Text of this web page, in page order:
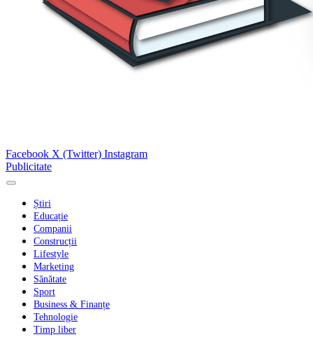
Facebook X (Twitter) Instagram
Publicitate
Știri
Educație
Companii
Construcții
Lifestyle
Marketing
Sănătate
Sport
Business & Finanțe
Tehnologie
Timp liber